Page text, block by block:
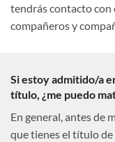
tendrás contacto con
compañeros y
Si estoy admitido/a
título, ¿me puedo
En general, antes de
que tienes el título de